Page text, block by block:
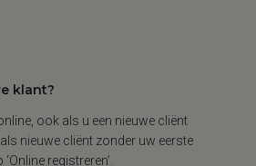
klant?
ook als u een nieuwe cliënt
nieuwe cliënt zonder uw eerste
registreren’.